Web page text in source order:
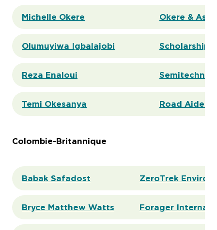
Michelle Okere Okere &
Olumuyiwa Igbalajobi Scholarships
Reza Enaloui Semitechnic
Temi Okesanya Road Aider
Colombie-Britannique
Babak Safadost ZeroTrek
Bryce Matthew Watts Forager